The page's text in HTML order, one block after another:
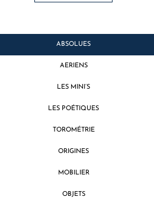
ABSOLUES
AERIENS
LES MINI’S
LES POÉTIQUES
TOROMÉTRIE
ORIGINES
MOBILIER
OBJETS